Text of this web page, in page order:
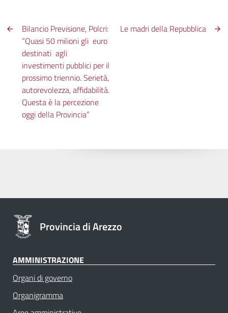
Bilancio Previsione, Polcri:
“Quasi 50 milioni gli euro
destinati agli
investimenti pubblici per il
prossimo triennio. Serietà,
autorevolezza, affidabilità.
Questa è la percezione
oggi della Provincia”
Le madri della Repubblica
Provincia di Arezzo
AMMINISTRAZIONE
Organi di governo
Organigramma